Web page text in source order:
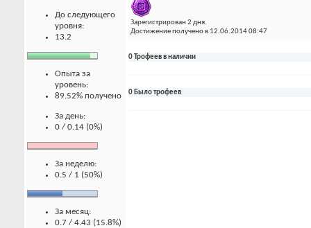
До следующего
уровня:
13.2
Опыта за
уровень:
89.52% получено
За день:
0 / 0.14 (0%)
За неделю:
0.5 / 1 (50%)
За месяц:
0.7 / 4.43 (15.8%)
Зарегистрирован 2 дня.
Достижение получено в 12.06.2014 08:47
0 Трофеев в наличии
0 Было трофеев